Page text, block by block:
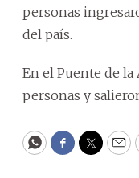
personas
del país.
En el Puente de la
personas y
WhatsApp
Facebook